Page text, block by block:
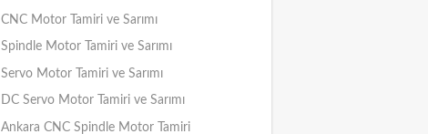
CNC Motor Tamiri ve Sarımı
Spindle Motor Tamiri ve Sarımı
Servo Motor Tamiri ve Sarımı
DC Servo Motor Tamiri ve Sarımı
Ankara CNC Spindle Motor Tamiri